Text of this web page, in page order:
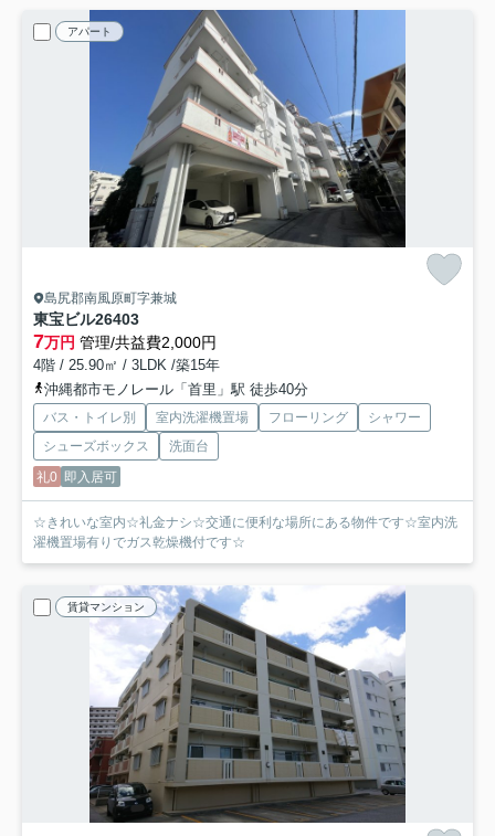
アパート
島尻郡南風原町字兼城
東宝ビル26403
7万円 管理/共益費2,000円
4階 / 25.90㎡ / 3LDK /築15年
沖縄都市モノレール「首里」駅 徒歩40分
バス・トイレ別 室内洗濯機置場 フローリング
シャワー
シューズボックス
洗面台
礼0 即入居可
☆きれいな室内☆礼金ナシ☆交通に便利な場所にある物件です☆室内洗
濯機置場有りでガス乾燥機付です☆
賃貸マンション